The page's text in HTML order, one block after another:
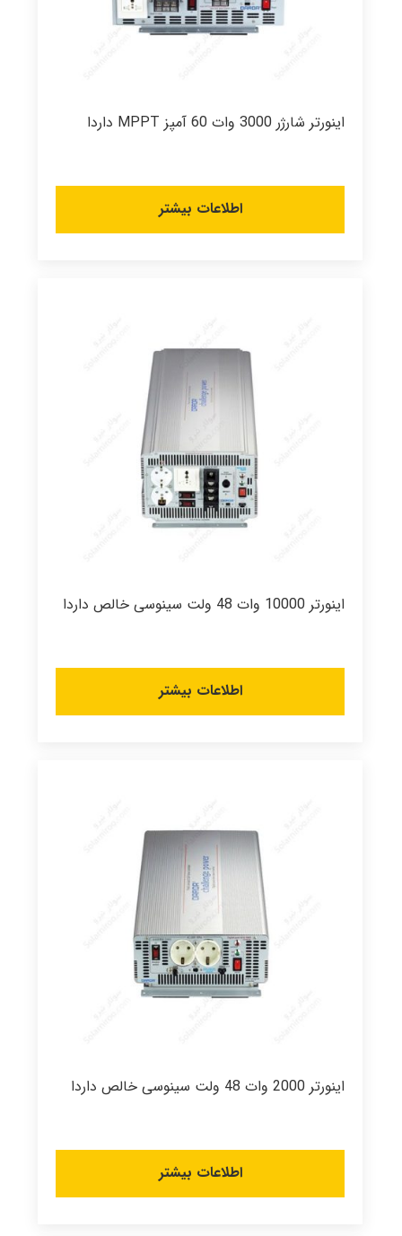
اینورتر شارژر 3000 وات 60 آمپز MPPT داردا
اطلاعات بیشتر
اینورتر 10000 وات 48 ولت سینوسی خالص داردا
اطلاعات بیشتر
اینورتر 2000 وات 48 ولت سینوسی خالص داردا
اطلاعات بیشتر